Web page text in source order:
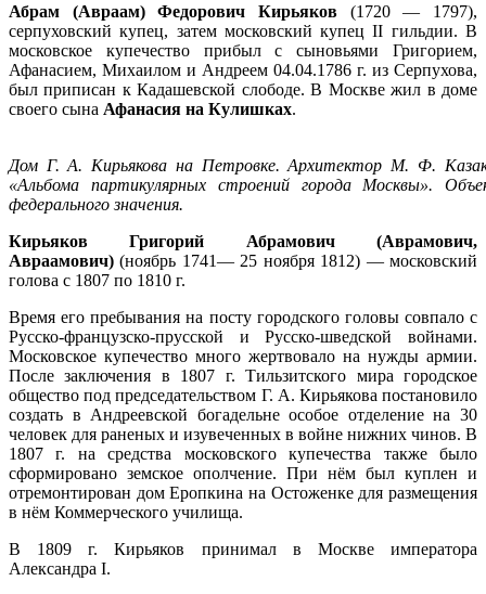
Абрам (Авраам) Федорович Кирьяков (1720 — 1797),
серпуховский купец, затем московский купец II гильдии. В
московское купечество прибыл с сыновьями Григорием,
Афанасием, Михаилом и Андреем 04.04.1786 г. из Серпухова,
был приписан к Кадашевской слободе. В Москве жил в доме
своего сына Афанасия на Кулишках.
Дом Г. А. Кирьякова на Петровке. Архитектор М. Ф.
«Альбома партикулярных строений города Москвы».
федерального значения.
Кирьяков Григорий Абрамович (Аврамович,
Авраамович)(ноябрь 1741— 25 ноября 1812) — московский
голова с 1807 по 1810 г.
Время его пребывания на посту городского головы совпало с
Русско-французско-прусской и Русско-шведской войнами.
Московское купечество много жертвовало на нужды армии.
После заключения в 1807 г. Тильзитского мира городское
общество под председательством Г. А. Кирьякова постановило
создать в Андреевской богадельне особое отделение на 30
человек для раненых и изувеченных в войне нижних чинов. В
1807 г. на средства московского купечества также было
сформировано земское ополчение. При нём был куплен и
отремонтирован дом Еропкина на Остоженке для размещения
в нём Коммерческого училища.
В 1809 г. Кирьяков принимал в Москве императора
Александра I.